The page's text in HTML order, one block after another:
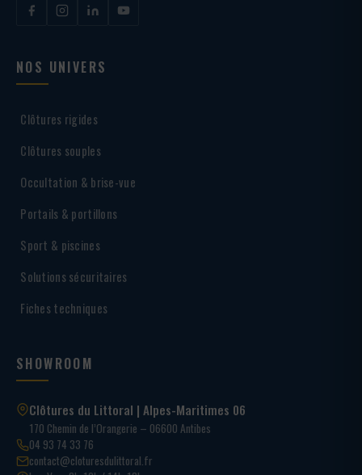
NOS UNIVERS
Clôtures rigides
Clôtures souples
Occultation & brise-vue
Portails & portillons
Sport & piscines
Solutions sécuritaires
Fiches techniques
SHOWROOM
Clôtures du Littoral | Alpes-Maritimes 06
170 Chemin de l’Orangerie – 06600 Antibes
04 93 74 33 76
contact@cloturesdulittoral.fr